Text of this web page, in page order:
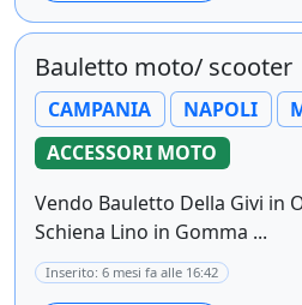
Bauletto moto/ scooter
CAMPANIA NAPOLI
ACCESSORI MOTO
Vendo Bauletto Della Givi in
Schiena Lino in Gomma ...
Inserito: 6 mesi fa alle 16:42